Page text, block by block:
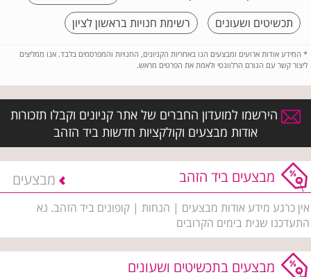
תכשיטים ושעונים
רשימת חנויות בראשון לציון
* המידע אודות ארועים ומבצעים הנו באחריות הקניונים, החנויות והמפרסמים בלבד. אנו ממליצים
ליצור קשר עם הגורם הרלוונטי ולאמת את הפרטים מראש.
הירשמו למועדון החברים של אתר קניונים וקבלו תזכורות
אודות מבצעים וקולקציות חדשות ביד הזהב
מבצעים ביד הזהב מבצעים
אין כרגע מידע אודות מבצעים | הנחות | קופונים ביד הזהב. נא
התעדכנו שנית בימים הקרובים
מבצעים בתכשיטים ושעונים